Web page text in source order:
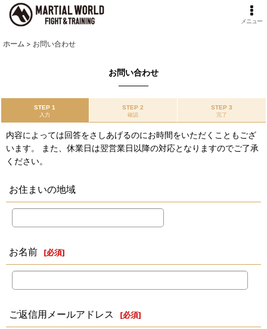
メニュー
ホーム > お問い合わせ
お問い合わせ
STEP 1
入力
STEP 2
確認
STEP 3
完了
内容によっては回答をさしあげるのにお時間をいただくこともござ
います。 また、休業日は翌営業日以降の対応となりますのでご了承
ください。
お住まいの地域
お名前 [必須]
ご返信用メールアドレス [必須]